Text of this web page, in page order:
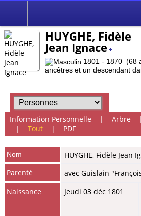
HUYGHE, Fidèle
Jean Ignace +
1801 - 1870 (68
ancêtres et un descendant
Information Personnelle | Arbre
| Tout| PDF
Nom HUYGHE, Fidèle Jean
Parenté
avec Guislain
Naissance
Jeudi 03 déc 1801